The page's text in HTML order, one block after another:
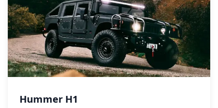
Hummer H1